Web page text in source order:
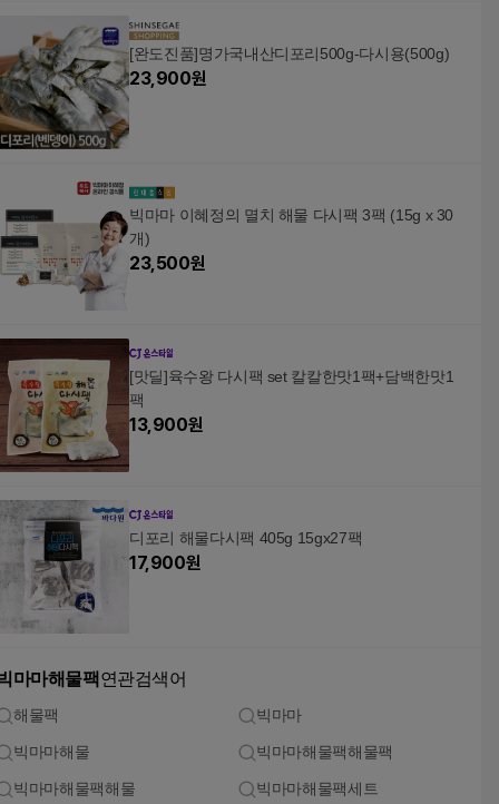
[완도진품]명가국내산디포리500g-다시용(500g)
23,900원
빅마마 이혜정의 멸치 해물 다시팩 3팩 (15g x 30
개)
23,500원
[맛딜]육수왕 다시팩 set 칼칼한맛1팩+담백한맛1
팩
13,900원
디포리 해물다시팩 405g 15gx27팩
17,900원
마마해물팩 연관검색어
해물팩 빅마마
빅마마해물 빅마마해물팩해물팩
빅마마해물팩해물 빅마마해물팩세트